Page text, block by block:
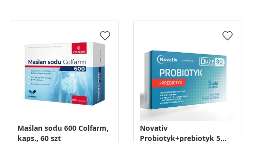
Maślan sodu 600 Colfarm,
kaps., 60 szt
Novativ
Probiotyk+prebiotyk 5